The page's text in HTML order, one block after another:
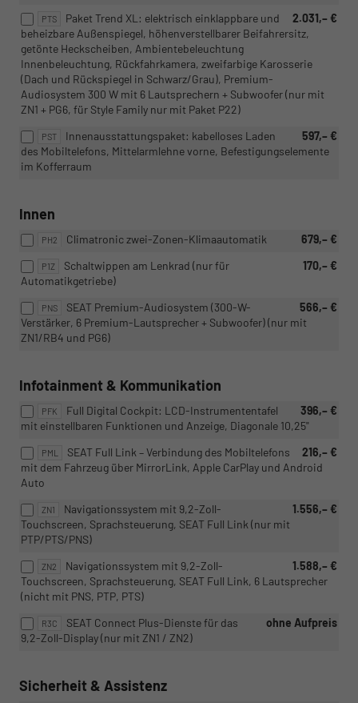
PTS 2.031,– €
Paket Trend XL: elektrisch einklappbare und
beheizbare Außenspiegel, höhenverstellbarer Beifahrersitz,
getönte Heckscheiben, Ambientebeleuchtung
Innenbeleuchtung, Rückfahrkamera, zweifarbige Karosserie
(Dach und Rückspiegel in Schwarz/Grau), Premium-
Audiosystem 300 W mit 6 Lautsprechern + Subwoofer (nur mit
ZN1 + PG6, für Style Family nur mit Paket P22)
PST 597,– €
Innenausstattungspaket: kabelloses Laden
des Mobiltelefons, Mittelarmlehne vorne, Befestigungselemente
im Kofferraum
Innen
PH2 679,– €
Climatronic zwei-Zonen-Klimaautomatik
P1Z 170,– €
Schaltwippen am Lenkrad (nur für
Automatikgetriebe)
PNS 566,– €
SEAT Premium-Audiosystem (300-W-
Verstärker, 6 Premium-Lautsprecher + Subwoofer) (nur mit
ZN1/RB4 und PG6)
Infotainment & Kommunikation
PFK 396,– €
Full Digital Cockpit: LCD-Instrumententafel
mit einstellbaren Funktionen und Anzeige, Diagonale 10,25"
PML 216,– €
SEAT Full Link – Verbindung des Mobiltelefons
mit dem Fahrzeug über MirrorLink, Apple CarPlay und Android
Auto
ZN1 1.556,– €
Navigationssystem mit 9,2-Zoll-
Touchscreen, Sprachsteuerung, SEAT Full Link (nur mit
PTP/PTS/PNS)
ZN2 1.588,– €
Navigationssystem mit 9,2-Zoll-
Touchscreen, Sprachsteuerung, SEAT Full Link, 6 Lautsprecher
(nicht mit PNS, PTP, PTS)
R3C ohne Aufpreis
SEAT Connect Plus-Dienste für das
9,2-Zoll-Display (nur mit ZN1 / ZN2)
Sicherheit & Assistenz